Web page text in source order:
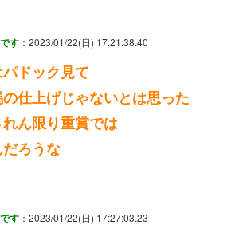
す ：2023/01/22(日) 17:21:38.40
ドック見て
仕上げじゃないとは思った
ん限り重賞では
ろうな
す ：2023/01/22(日) 17:27:03.23